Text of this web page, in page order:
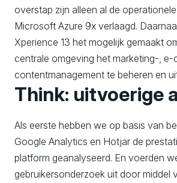
overstap zijn alleen al de
Microsoft Azure 9x verlaagd.
Xperience 13 het mogelijk gemaakt
centrale omgeving het marketing-,
contentmanagement te beheren en
Think: uitvoerige
Als eerste hebben we op basis van
Google Analytics en Hotjar de
platform geanalyseerd. En voerden
gebruikersonderzoek uit door middel